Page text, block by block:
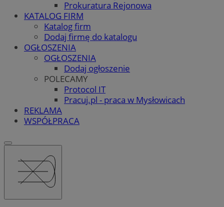
Prokuratura Rejonowa
KATALOG FIRM
Katalog firm
Dodaj firmę do katalogu
OGŁOSZENIA
OGŁOSZENIA
Dodaj ogłoszenie
POLECAMY
Protocol IT
Pracuj.pl - praca w Mysłowicach
REKLAMA
WSPÓŁPRACA